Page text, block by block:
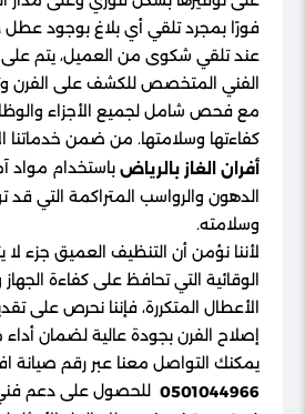
فورًا بمجرد تلقي أي بلاغ بوجود
عند تلقي شكوى من العميل، يتم على
الفني المتخصص للكشف على الفرن
مع فحص شامل لجميع الأجزاء
كفاءتها وسلامتها. من ضمن خدماتنا
أفران الغاز بالرياض باستخدام مواد
الدهون والرواسب المتراكمة التي قد
وسلامته.
لأننا نؤمن أن التنظيف العميق جزء لا
الوقائية التي تحافظ على كفاءة
الأعطال المتكررة، فإننا نحرص على
إصلاح الفرن بجودة عالية لضمان
يمكنك التواصل معنا عبر رقم صيانة
0501044966 للحصول على دعم